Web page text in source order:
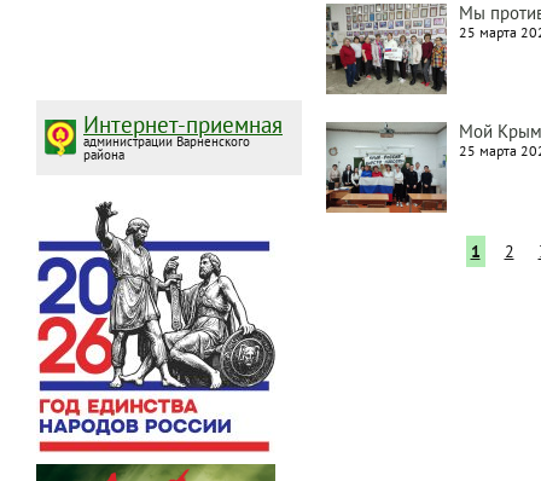
Мы
25 марта
Мой
25 марта
Текущая
страница
1 Page
2
Интернет-приемная
администрации Варненского
района